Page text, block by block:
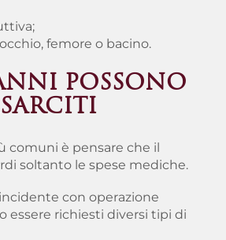
femore o bacino.
POSSONO
comuni è pensare che il
soltanto le spese mediche.
con operazione
essere richiesti diversi tipi di